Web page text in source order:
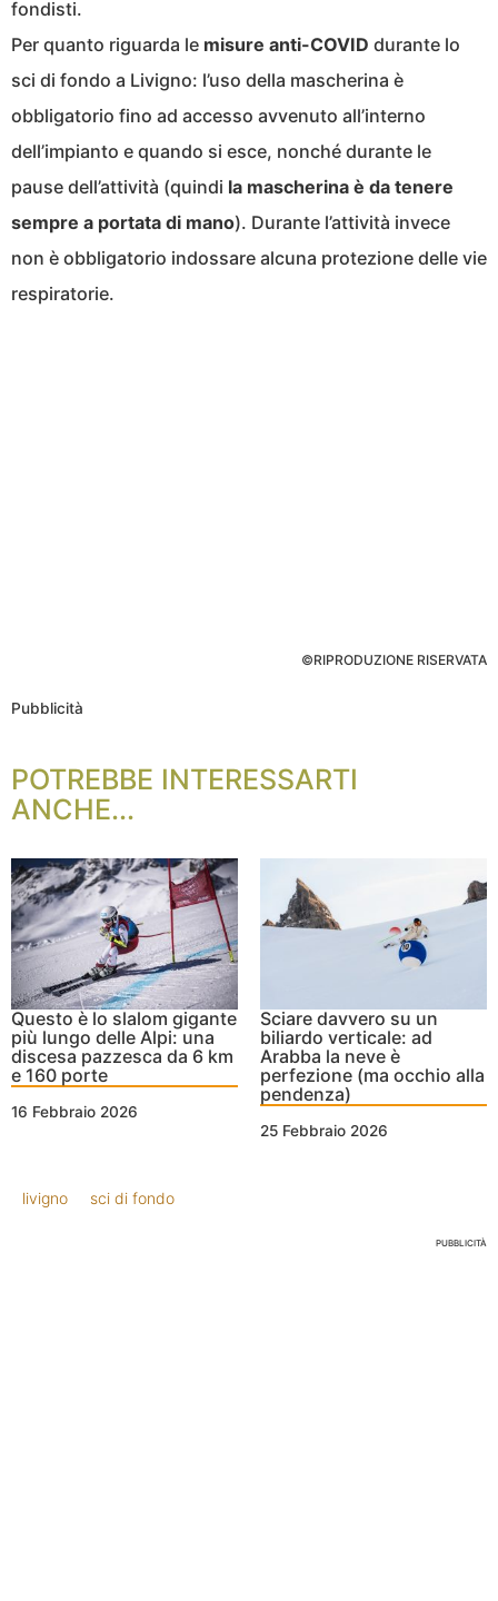
fondisti.
Per quanto riguarda le misure anti-COVID durante lo
sci di fondo a Livigno: l’uso della mascherina è
obbligatorio fino ad accesso avvenuto all’interno
dell’impianto e quando si esce, nonché durante le
pause dell’attività (quindi la mascherina è da tenere
sempre a portata di mano). Durante l’attività invece
non è obbligatorio indossare alcuna protezione delle vie
respiratorie.
©RIPRODUZIONE RISERVATA
Pubblicità
POTREBBE INTERESSARTI
ANCHE...
Questo è lo slalom gigante
più lungo delle Alpi: una
discesa pazzesca da 6 km
e 160 porte
16 Febbraio 2026
Sciare davvero su un
biliardo verticale: ad
Arabba la neve è
perfezione (ma occhio alla
pendenza)
25 Febbraio 2026
livigno sci di fondo
PUBBLICITÀ